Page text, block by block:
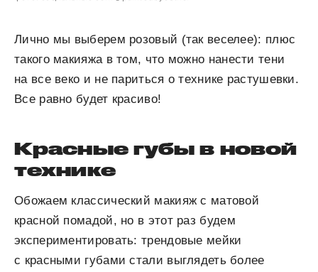
Лично мы выберем розовый (так веселее): плюс
такого макияжа в том, что можно нанести тени
на все веко и не париться о технике растушевки.
Все равно будет красиво!
Красные губы в новой
технике
Обожаем классический макияж с матовой
красной помадой, но в этот раз будем
экспериментировать: трендовые мейки
с красными губами стали выглядеть более